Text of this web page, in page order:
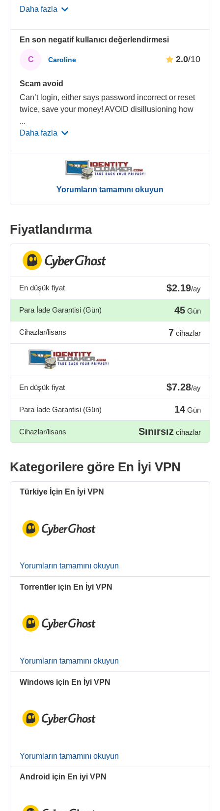
Daha fazla
En son negatif kullanıcı değerlendirmesi
C Caroline 2.0/10
Scam avoid
Can’t login, either says password incorrect or reset
twice, save your money! AVOID disillusioning how
...
Daha fazla
Yorumların tamamını okuyun
Fiyatlandırma
En düşük fiyat $2.19/ay
Para İade Garantisi (Gün) 45 Gün
Cihazlar/lisans 7 cihazlar
En düşük fiyat $7.28/ay
Para İade Garantisi (Gün) 14 Gün
Cihazlar/lisans Sınırsız cihazlar
Kategorilere göre En İyi VPN
Türkiye İçin En İyi VPN
Yorumların tamamını okuyun
Torrentler için En İyi VPN
Yorumların tamamını okuyun
Windows için En İyi VPN
Yorumların tamamını okuyun
Android için En iyi VPN